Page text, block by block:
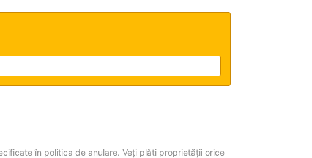
în politica de anulare. Veți plăti proprietății orice